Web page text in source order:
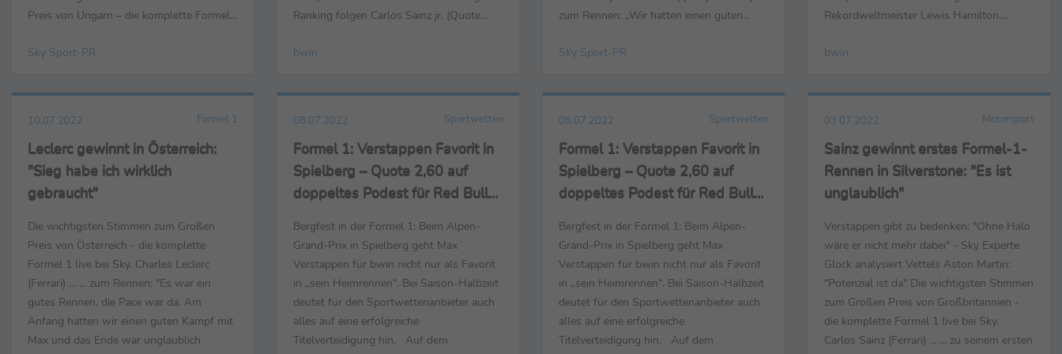
Preis von Ungarn – die komplette Formel
... ... zum Rennen: „Ich hatte natürlich
Es waren sehr schwierige Bedingungen,
Wir...
Sky Sport-PR
Ranking folgen Carlos Sainz jr. (Quote
Rekordweltmeister Lewis Hamilton
Sergio Perez (Quote 17,00). Nach der
bwin
zum Rennen: „Wir hatten einen guten
ausüben. Mit der Hitze hinterherzufahren
sind früher in die Box. Das Auto war
Sky Sport-PR
Rekordweltmeister Lewis Hamilton,
Siegquote 7,50 notiert. Für Mick
Silverstone zahlte bwin 65,00 Euro zurück,
Euro. Eine ...
bwin
10.07.2022 Formel 1
Leclerc gewinnt in Österreich:
"Sieg habe ich wirklich
gebraucht"
Die wichtigsten Stimmen zum Großen
Preis von Österreich - die komplette
Formel 1 live bei Sky. Charles Leclerc
(Ferrari) ... ... zum Rennen: "Es war ein
gutes Rennen, die Pace war da. Am
Anfang hatten wir einen guten Kampf mit
Max und das Ende war unglaublich
08.07.2022 Sportwetten
Formel 1: Verstappen Favorit in
Spielberg – Quote 2,60 auf
doppeltes Podest für Red Bull
Bergfest in der Formel 1: Beim Alpen-
Grand-Prix in Spielberg geht Max
Verstappen für bwin nicht nur als Favorit
in „sein Heimrennen“. Bei Saison-Halbzeit
deutet für den Sportwettenanbieter auch
alles auf eine erfolgreiche
Titelverteidigung hin. Auf dem
08.07.2022 Sportwetten
Formel 1: Verstappen Favorit in
Spielberg – Quote 2,60 auf
doppeltes Podest für Red Bull
Bergfest in der Formel 1: Beim Alpen-
Grand-Prix in Spielberg geht Max
Verstappen für bwin nicht nur als Favorit
in „sein Heimrennen“. Bei Saison-Halbzeit
deutet für den Sportwettenanbieter auch
alles auf eine erfolgreiche
Titelverteidigung hin. Auf dem
03.07.2022 Motorsport
Sainz gewinnt erstes Formel-1-
Rennen in Silverstone: "Es ist
unglaublich"
Verstappen gibt zu bedenken: "Ohne Halo
wäre er nicht mehr dabei" - Sky Experte
Glock analysiert Vettels Aston Martin:
"Potenzial ist da" Die wichtigsten Stimmen
zum Großen Preis von Großbritannien -
die komplette Formel 1 live bei Sky.
Carlos Sainz (Ferrari) ... ... zu seinem ersten